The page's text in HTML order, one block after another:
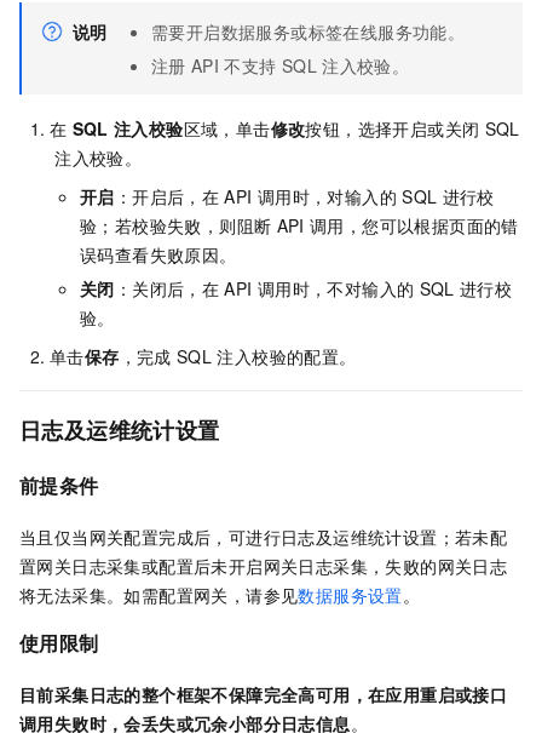
说明
需要开启数据服务或标签在线服务功能。
注册 API 不支持 SQL 注入校验。
在 SQL 注入校验区域，单击修改按钮，选择开启或关闭 SQL
注入校验。
开启 ：开启后，在 API 调用时，对输入的 SQL 进行校
验；若校验失败，则阻断 API 调用，您可以根据页面的错
误码查看失败原因。
关闭 ：关闭后，在 API 调用时，不对输入的 SQL 进行校
验。
单击保存 ，完成 SQL 注入校验的配置。
日志及运维统计设置
前提条件
当且仅当网关配置完成后，可进行日志及运维统计设置；若未配
置网关日志采集或配置后未开启网关日志采集，失败的网关日志
将无法采集。如需配置网关，请参见数据服务设置。
使用限制
目前采集日志的整个框架不保障完全高可用，在应用重启或接口
调用失败时，会丢失或冗余小部分日志信息 。